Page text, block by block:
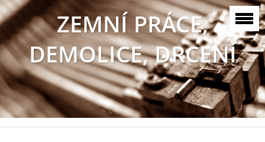
ZEMNÍ PRÁCE,
DEMOLICE, DRCENÍ